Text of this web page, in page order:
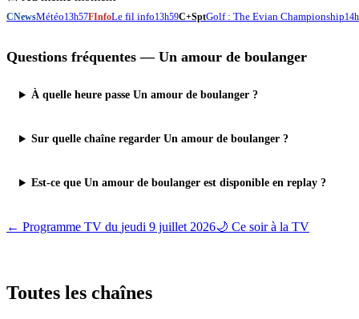
CNewsMétéo13h57FInfoLe fil info13h59C+SptGolf : The Evian Championship
Questions fréquentes — Un amour de boulanger
À quelle heure passe Un amour de boulanger ?
Sur quelle chaîne regarder Un amour de boulanger ?
Est-ce que Un amour de boulanger est disponible en replay ?
← Programme TV du jeudi 9 juillet 2026🌙 Ce soir à la TV
Toutes les chaînes